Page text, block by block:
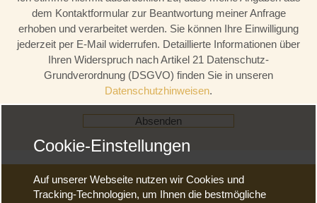
dem Kontaktformular zur Beantwortung meiner Anfrage
erhoben und verarbeitet werden. Sie können Ihre Einwilligung
jederzeit per E-Mail widerrufen. Detaillierte Informationen über
Ihren Widerspruch nach Artikel 21 Datenschutz-
Grundverordnung (DSGVO) finden Sie in unseren
Datenschutzhinweisen.
Absenden
Cookie-Einstellungen
Auf unserer Webseite nutzen wir Cookies und
Tracking-Technologien, um Ihnen die bestmögliche